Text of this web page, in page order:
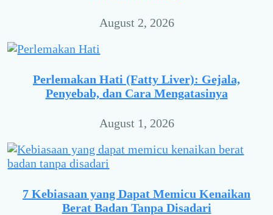
August 2, 2026
Perlemakan Hati (Fatty Liver): Gejala,
Penyebab, dan Cara Mengatasinya
August 1, 2026
7 Kebiasaan yang Dapat Memicu Kenaikan
Berat Badan Tanpa Disadari